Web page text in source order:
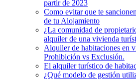
partir de 2023
Como evitar que te
de tu Alojamiento
¿La comunidad de
alquiler de una vivienda
Alquiler de habitaciones en
Prohibición vs Exclusión.
El alquiler turístico de
¿Qué modelo de gestión